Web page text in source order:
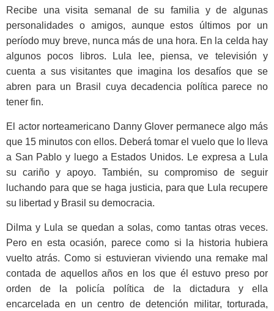
Recibe una visita semanal de su familia y de algunas
personalidades o amigos, aunque estos últimos por un
período muy breve, nunca más de una hora. En la celda hay
algunos pocos libros. Lula lee, piensa, ve televisión y
cuenta a sus visitantes que imagina los desafíos que se
abren para un Brasil cuya decadencia política parece no
tener fin.
El actor norteamericano Danny Glover permanece algo más
que 15 minutos con ellos. Deberá tomar el vuelo que lo lleva
a San Pablo y luego a Estados Unidos. Le expresa a Lula
su cariño y apoyo. También, su compromiso de seguir
luchando para que se haga justicia, para que Lula recupere
su libertad y Brasil su democracia.
Dilma y Lula se quedan a solas, como tantas otras veces.
Pero en esta ocasión, parece como si la historia hubiera
vuelto atrás. Como si estuvieran viviendo una remake mal
contada de aquellos años en los que él estuvo preso por
orden de la policía política de la dictadura y ella
encarcelada en un centro de detención militar, torturada,